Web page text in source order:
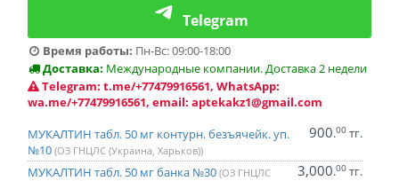
Telegram
Время работы: Пн-Вс: 09:00-18:00
Доставка: Международные компании. Доставка 2 недели
Telegram: t.me/+77479916561, WhatsApp:
wa.me/+77479916561, email: aptekakz1@gmail.com
МУКАЛТИН табл. 50 мг контурн. безъячейк. уп.
№10 (ОЗ ГНЦЛС (Украина, Харьков))
900.00 тг.
МУКАЛТИН табл. 50 мг банка №30 (ОЗ ГНЦЛС
3,000.00 тг.